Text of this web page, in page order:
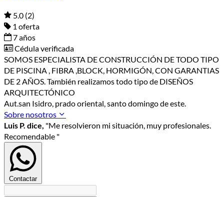
5.0 (2)
1 oferta
7 años
Cédula verificada
SOMOS ESPECIALISTA DE CONSTRUCCIÓN DE TODO TIPO
DE PISCINA , FIBRA ,BLOCK, HORMIGÓN, CON GARANTIAS
DE 2 AÑOS. También realizamos todo tipo de DISEÑOS
ARQUITECTÓNICO
Aut.san Isidro, prado oriental, santo domingo de este.
Sobre nosotros
Luis P. dice, "Me resolvieron mi situación, muy profesionales.
Recomendable "
Contactar